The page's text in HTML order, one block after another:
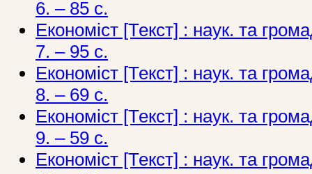
6. – 85 c.
Економіст [Текст] : наук. та
7. – 95 c.
Економіст [Текст] : наук. та
8. – 69 c.
Економіст [Текст] : наук. та
9. – 59 c.
Економіст [Текст] : наук. та